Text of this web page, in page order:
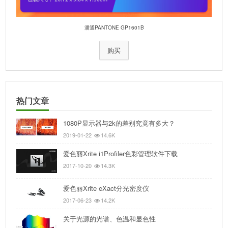
潘通PANTONE GP1601B
购买
热门文章
1080P显示器与2k的差别究竟有多大？
2019-01-22 14.6K
爱色丽Xrite i1Profiler色彩管理软件下载
2017-10-20 14.3K
爱色丽Xrite eXact分光密度仪
2017-06-23 14.2K
关于光源的光谱、色温和显色性